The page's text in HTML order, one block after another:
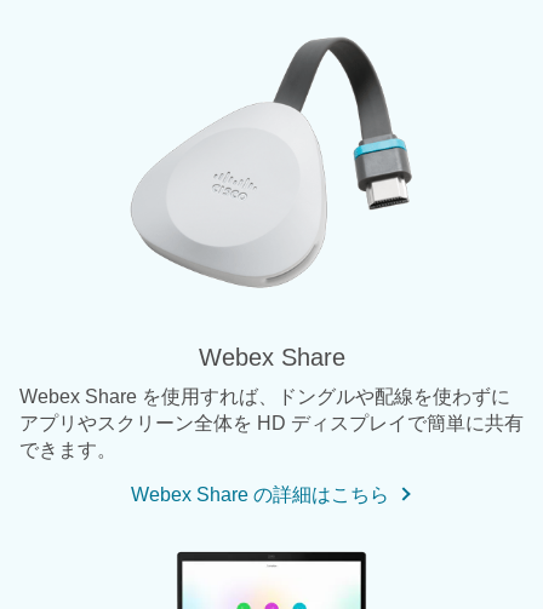
Webex Share
Webex Share を使用すれば、ドングルや配線を使わずに
アプリやスクリーン全体を HD ディスプレイで簡単に共有
できます。
Webex Share の詳細はこちら